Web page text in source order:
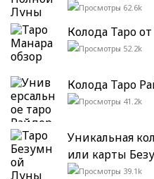
62.6k
Колода Таро
52.2k
Колода Таро
41.2k
Уникальная
или карты
39.1k